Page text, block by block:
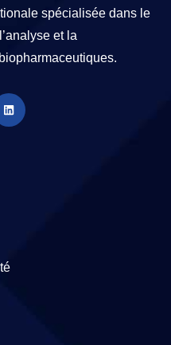
spécialisée dans le
et la